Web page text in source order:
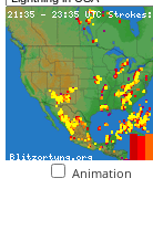
Animation